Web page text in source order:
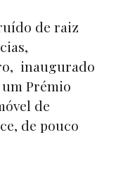
de raiz
inaugurado
Prémio
de
de pouco